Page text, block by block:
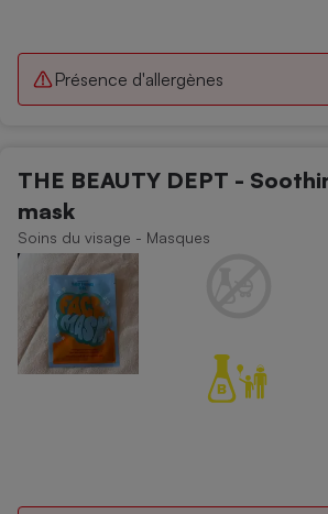
Présence d'allergènes
THE BEAUTY DEPT -
mask
Soins du visage - Masques